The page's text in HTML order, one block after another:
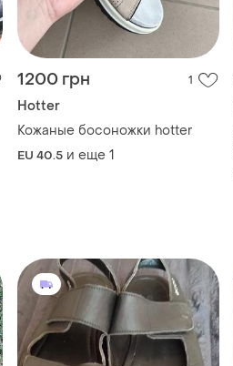
1200 грн 1
Hotter
Кожаные босоножки hotter
EU 40.5 и еще 1